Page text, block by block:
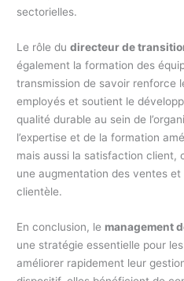
sectorielles.
Le rôle dudirecteur de
également la formation des
transmission de savoir renforce
employés et soutient le
qualité durable au sein de
l’expertise et de la formation
mais aussi la satisfaction client,
une augmentation des ventes
clientèle.
En conclusion, le management
une stratégie essentielle pour
améliorer rapidement leur